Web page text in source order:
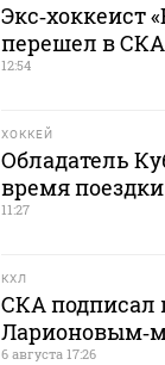
Экс‑хоккеист
перешел в СКА
12:54
ХОККЕЙ
Обладатель
время
11:27
КХЛ
СКА подписал
6 августа 17:26